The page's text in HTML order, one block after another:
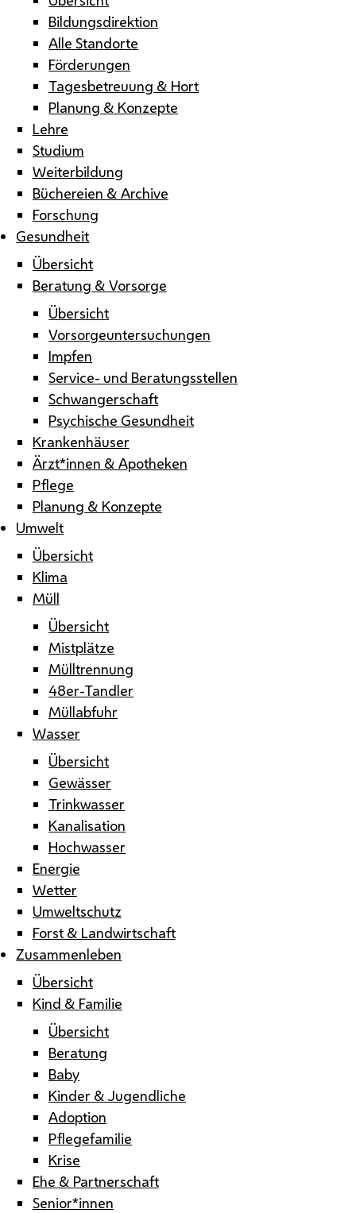
Bildungsdirektion
Alle Standorte
Förderungen
Tagesbetreuung & Hort
Planung & Konzepte
Lehre
Studium
Weiterbildung
Büchereien & Archive
Forschung
Gesundheit
Übersicht
Beratung & Vorsorge
Übersicht
Vorsorgeuntersuchungen
Impfen
Service- und Beratungsstellen
Schwangerschaft
Psychische Gesundheit
Krankenhäuser
Ärzt*innen & Apotheken
Pflege
Planung & Konzepte
Umwelt
Übersicht
Klima
Müll
Übersicht
Mistplätze
Mülltrennung
48er-Tandler
Müllabfuhr
Wasser
Übersicht
Gewässer
Trinkwasser
Kanalisation
Hochwasser
Energie
Wetter
Umweltschutz
Forst & Landwirtschaft
Zusammenleben
Übersicht
Kind & Familie
Übersicht
Beratung
Baby
Kinder & Jugendliche
Adoption
Pflegefamilie
Krise
Ehe & Partnerschaft
Senior*innen